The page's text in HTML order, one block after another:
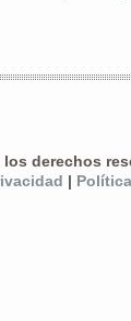
derechos
|